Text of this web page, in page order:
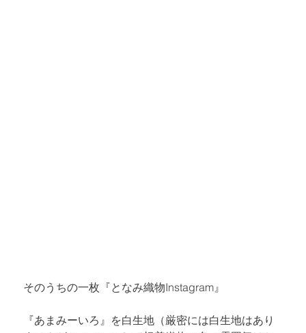
そのうちの一枚『となみ織物Instagram』
『あまみーいろ』を白生地（厳密には白生地はあり